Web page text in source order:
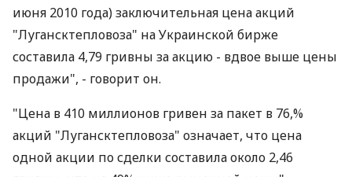
июня 2010 года) заключительная цена акций
"Лугансктепловоза" на Украинской бирже
составила 4,79 гривны за акцию - вдвое выше цены
продажи", - говорит он.
"Цена в 410 миллионов гривен за пакет в 76,%
акций "Лугансктепловоза" означает, что цена
одной акции по сделки составила около 2,46